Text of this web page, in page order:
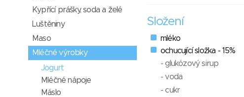
Složení
mléko
ochucující složka - 15%
- glukózový sirup
- voda
- cukr
Kypřící prášky, soda a želé
Luštěniny
Maso
Mléčné výrobky
Jogurt
Mléčné nápoje
Máslo